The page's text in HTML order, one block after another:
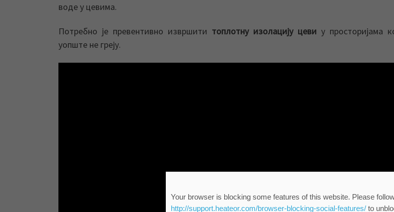
воде у цевима.
Потребно је превентивно извршити топлотну изолацију цеви у просторијама
уопште не греју.
Your browser is blocking some features of this website. Please
http://support.heateor.com/browser-blocking-social-features/to